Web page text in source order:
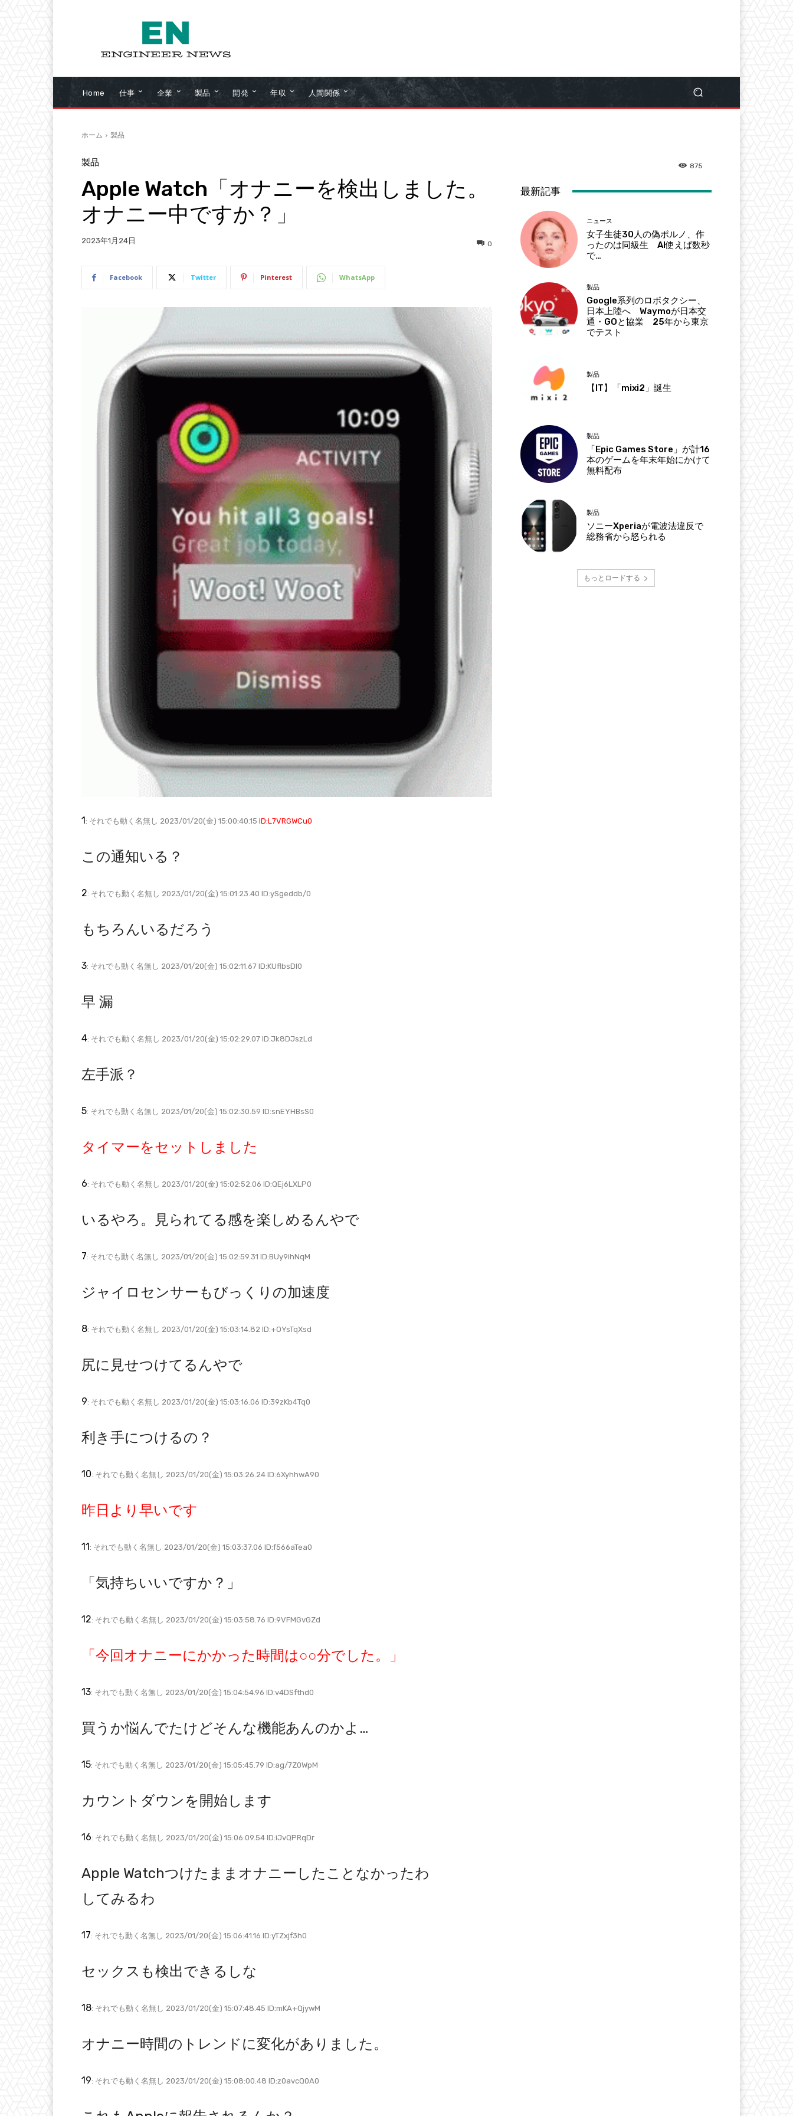
Home 仕事 企業 製品 開発 年収 人間関係
ホーム 製品
製品
Apple Watch「オナニーを検出しました。
オナニー中ですか？」
2023年1月24日 0
Facebook Twitter Pinterest WhatsApp
1 : それでも動く名無し 2023/01/20(金) 15:00:40.15 ID:L7VRGWCu0
この通知いる？
2: それでも動く名無し 2023/01/20(金) 15:01:23.40 ID:ySgeddb/0
もちろんいるだろう
3: それでも動く名無し 2023/01/20(金) 15:02:11.67 ID:KUflbsDl0
早 漏
4: それでも動く名無し 2023/01/20(金) 15:02:29.07 ID:Jk8DJszLd
左手派？
5: それでも動く名無し 2023/01/20(金) 15:02:30.59 ID:snEYHBsS0
タイマーをセットしました
6: それでも動く名無し 2023/01/20(金) 15:02:52.06 ID:QEj6LXLP0
いるやろ。見られてる感を楽しめるんやで
7: それでも動く名無し 2023/01/20(金) 15:02:59.31 ID:BUy9ihNqM
ジャイロセンサーもびっくりの加速度
8: それでも動く名無し 2023/01/20(金) 15:03:14.82 ID:+OYsTqXsd
尻に見せつけてるんやで
9: それでも動く名無し 2023/01/20(金) 15:03:16.06 ID:39zKb4Tq0
利き手につけるの？
10: それでも動く名無し 2023/01/20(金) 15:03:26.24 ID:6XyhhwA90
昨日より早いです
11 : それでも動く名無し 2023/01/20(金) 15:03:37.06 ID:f566aTea0
「気持ちいいですか？」
12: それでも動く名無し 2023/01/20(金) 15:03:58.76 ID:9VFMGvGZd
「今回オナニーにかかった時間は○○分でした。」
13: それでも動く名無し 2023/01/20(金) 15:04:54.96 ID:v4DSfthd0
買うか悩んでたけどそんな機能あんのかよ…
15: それでも動く名無し 2023/01/20(金) 15:05:45.79 ID:ag/7Z0WpM
カウントダウンを開始します
16: それでも動く名無し 2023/01/20(金) 15:06:09.54 ID:iJvQPRqDr
Apple Watchつけたままオナニーしたことなかったわ
してみるわ
17: それでも動く名無し 2023/01/20(金) 15:06:41.16 ID:yTZxjf3h0
セックスも検出できるしな
18: それでも動く名無し 2023/01/20(金) 15:07:48.45 ID:mKA+QjywM
オナニー時間のトレンドに変化がありました。
19: それでも動く名無し 2023/01/20(金) 15:08:00.48 ID:z0avcQ0A0
875
最新記事
ニュース
女子生徒30人の偽ポルノ、作
ったのは同級生 AI使えば数秒
で…
製品
Google系列のロボタクシー、
日本上陸へ Waymoが日本交
通・GOと協業 25年から東京
でテスト
製品
【IT】「mixi2」誕生
製品
「Epic Games Store」が計16
本のゲームを年末年始にかけて
無料配布
製品
ソニーXperiaが電波法違反で
総務省から怒られる
もっとロードする